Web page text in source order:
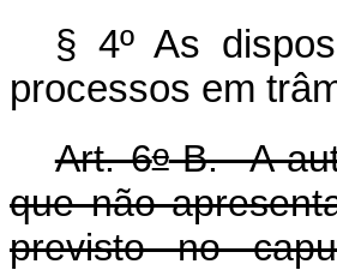
§ 4º As
processos em
Art. 6o-B. A
que não
previsto no